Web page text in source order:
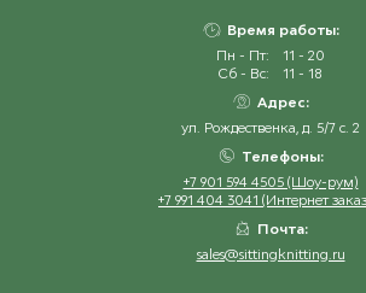
Время работы:
Пн - Пт:
11 - 20
Сб - Вс:
11 - 18
Адрес:
ул. Рождественка, д. 5/7 с. 2
Телефоны:
+7 901 594 4505 (Шоу-рум)
+7 991 404 3041 (Интернет
Почта:
sales@sittingknitting.ru